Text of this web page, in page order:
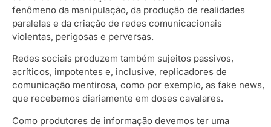
fenômeno da manipulação, da produção de realidades
paralelas e da criação de redes comunicacionais
violentas, perigosas e perversas.
Redes sociais produzem também sujeitos passivos,
acríticos, impotentes e, inclusive, replicadores de
comunicação mentirosa, como por exemplo, as fake news,
que recebemos diariamente em doses cavalares.
Como produtores de informação devemos ter uma